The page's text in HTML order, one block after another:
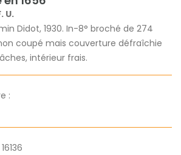
U.
Didot, 1930. In-8° broché de 274
coupé mais couverture défraîchie
intérieur frais.
: